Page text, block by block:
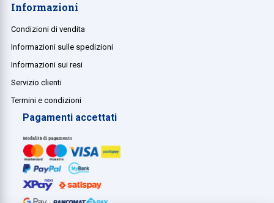
Informazioni
Condizioni di vendita
Informazioni sulle spedizioni
Informazioni sui resi
Servizio clienti
Termini e condizioni
Pagamenti accettati